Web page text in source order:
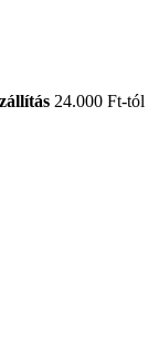
24.000 Ft-tól